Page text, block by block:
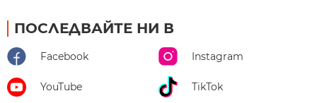
ПОСЛЕДВАЙТЕ НИ В
Facebook Instagram
YouTube TikTok